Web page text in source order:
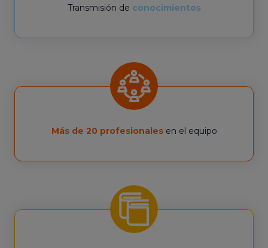
Transmisión de conocimientos
Más de 20 profesionales en el equipo